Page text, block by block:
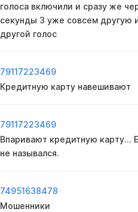
голоса включили и сразу же
секунды 3 уже совсем другую
другой голос
79117223469
Кредитную карту навешивают
79117223469
Впаривают кредитную карту...
не назывался.
74951638478
Мошенники